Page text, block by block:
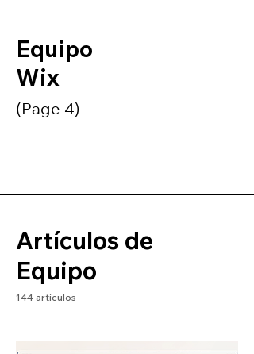
Equipo
Wix
(Page 4)
Artículos de
Equipo
144 artículos